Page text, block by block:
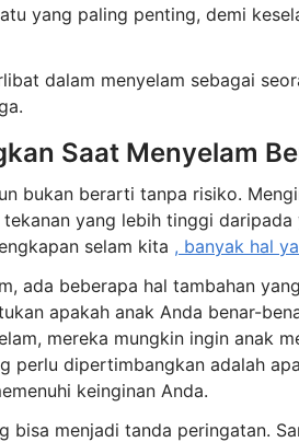
yang paling penting, demi
dalam menyelam sebagai
Saat Menyelam
bukan berarti tanpa risiko.
yang lebih tinggi
selam kita , banyak hal
ada beberapa hal tambahan
apakah anak Anda benar-
mereka mungkin ingin anak
perlu dipertimbangkan adalah
keinginan Anda.
bisa menjadi tanda peringatan.